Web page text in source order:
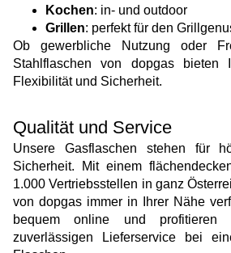
Kochen: in- und outdoor
Grillen: perfekt für den
Ob gewerbliche Nutzung oder
Stahlflaschen von dopgas bieten
Flexibilität und Sicherheit.
Qualität und Service
Unsere Gasflaschen stehen für
Sicherheit. Mit einem
1.000 Vertriebsstellen in ganz
von dopgas immer in Ihrer Nähe
bequem online und profitieren
zuverlässigen Lieferservice bei